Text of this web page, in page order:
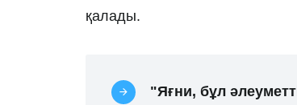
қалады.
"Яғни, бұл